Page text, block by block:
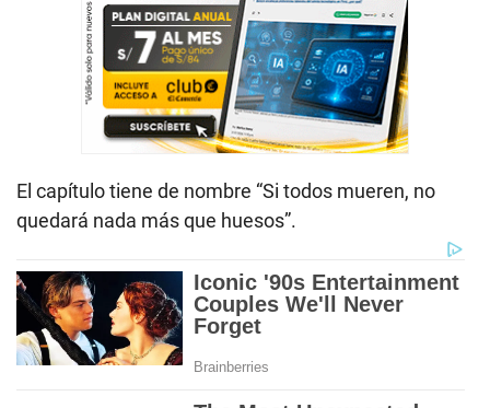
El capítulo tiene de nombre “Si todos mueren, no
quedará nada más que huesos”.